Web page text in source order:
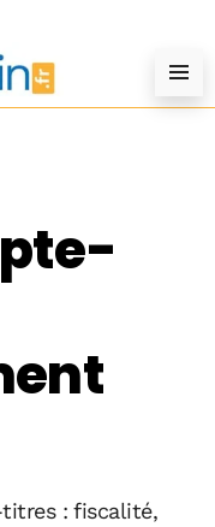
: fiscalité,